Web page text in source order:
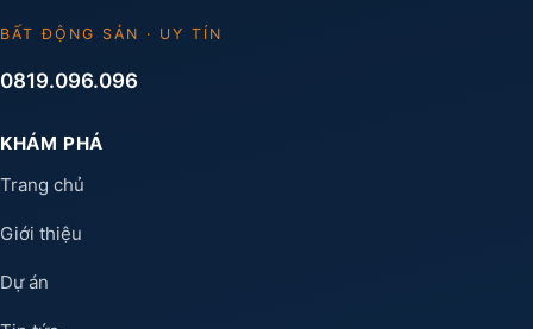
BẤT ĐỘNG SẢN · UY TÍN
0819.096.096
KHÁM PHÁ
Trang chủ
Giới thiệu
Dự án